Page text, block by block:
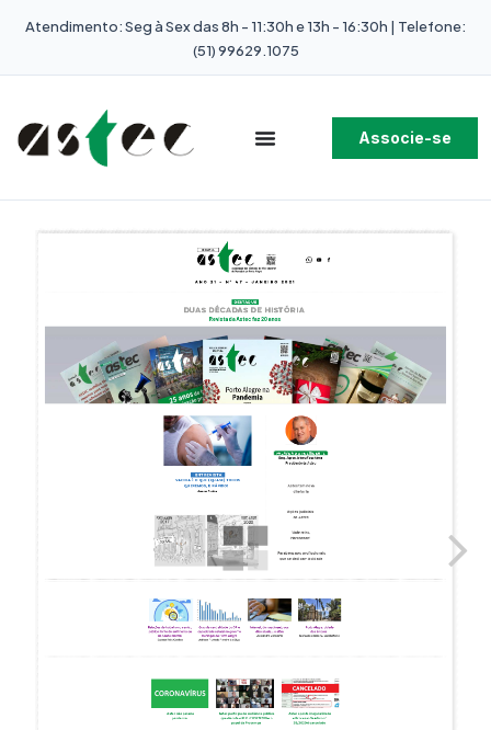
Atendimento: Seg à Sex das 8h - 11:30h e 13h - 16:30h | Telefone:
(51) 99629.1075
Associe-se